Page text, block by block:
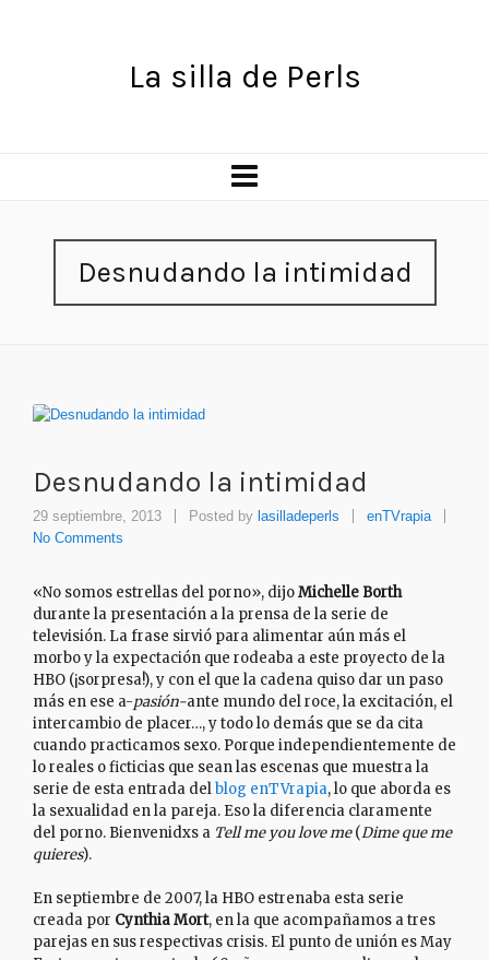
La silla de Perls
Desnudando la intimidad
Desnudando la intimidad
29 septiembre, 2013 Posted by lasilladeperls
enTVrapia
No Comments
«No somos estrellas del porno», dijoMichelle Borth
durante la presentación a la prensa de la serie de
televisión. La frase sirvió para alimentar aún más el
morbo y la expectación que rodeaba a este proyecto de la
HBO (¡sorpresa!), y con el que la cadena quiso dar un paso
más en ese a-pasión-ante mundo del roce, la excitación, el
intercambio de placer…, y todo lo demás que se da cita
cuando practicamos sexo. Porque independientemente de
lo reales o ficticias que sean las escenas que muestra la
serie de esta entrada delblog enTVrapia, lo que aborda es
la sexualidad en la pareja. Eso la diferencia claramente
del porno. Bienvenidxs a Tell me you love me (Dime que me
quieres).
En septiembre de 2007, la HBO estrenaba esta serie
creada por Cynthia Mort, en la que acompañamos a tres
parejas en sus respectivas crisis. El punto de unión es May